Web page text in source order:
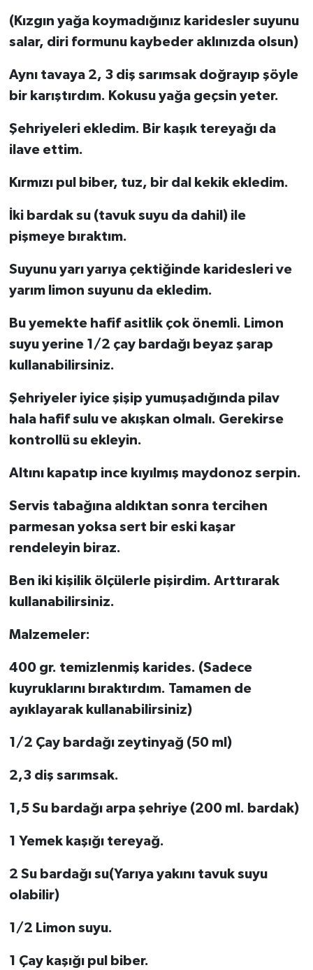
(Kızgın yağa koymadığınız karidesler suyunu
salar, diri formunu kaybeder aklınızda olsun)
Aynı tavaya 2, 3 diş sarımsak doğrayıp şöyle
bir karıştırdım. Kokusu yağa geçsin yeter.
Şehriyeleri ekledim. Bir kaşık tereyağı da
ilave ettim.
Kırmızı pul biber, tuz, bir dal kekik ekledim.
İki bardak su (tavuk suyu da dahil) ile
pişmeye bıraktım.
Suyunu yarı yarıya çektiğinde karidesleri ve
yarım limon suyunu da ekledim.
Bu yemekte hafif asitlik çok önemli. Limon
suyu yerine 1/2 çay bardağı beyaz şarap
kullanabilirsiniz.
Şehriyeler iyice şişip yumuşadığında pilav
hala hafif sulu ve akışkan olmalı. Gerekirse
kontrollü su ekleyin.
Altını kapatıp ince kıyılmış maydonoz serpin.
Servis tabağına aldıktan sonra tercihen
parmesan yoksa sert bir eski kaşar
rendeleyin biraz.
Ben iki kişilik ölçülerle pişirdim. Arttırarak
kullanabilirsiniz.
Malzemeler:
400 gr. temizlenmiş karides. (Sadece
kuyruklarını bıraktırdım. Tamamen de
ayıklayarak kullanabilirsiniz)
1/2 Çay bardağı zeytinyağ (50 ml)
2,3 diş sarımsak.
1,5 Su bardağı arpa şehriye (200 ml. bardak)
1 Yemek kaşığı tereyağ.
2 Su bardağı su(Yarıya yakını tavuk suyu
olabilir)
1/2 Limon suyu.
1 Çay kaşığı pul biber.
YAŞAM